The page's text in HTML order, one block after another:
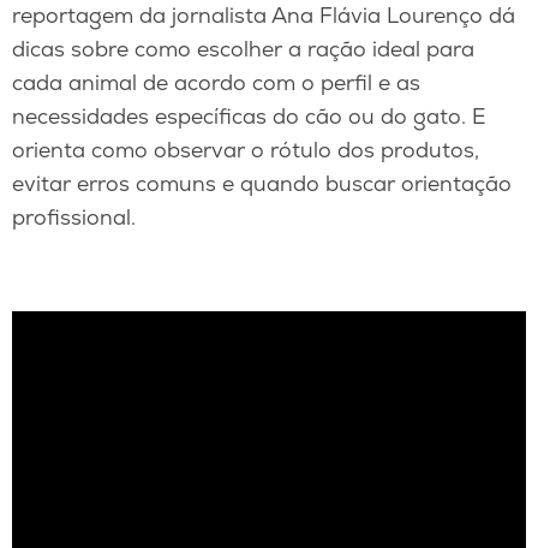
reportagem da jornalista Ana Flávia Lourenço dá
dicas sobre como escolher a ração ideal para
cada animal de acordo com o perfil e as
necessidades específicas do cão ou do gato. E
orienta como observar o rótulo dos produtos,
evitar erros comuns e quando buscar orientação
profissional.